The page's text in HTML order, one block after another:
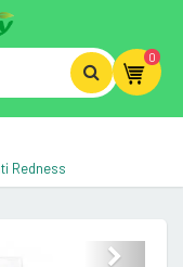
0
Redness